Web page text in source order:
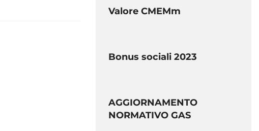
Valore CMEMm
Bonus sociali 2023
AGGIORNAMENTO
NORMATIVO GAS